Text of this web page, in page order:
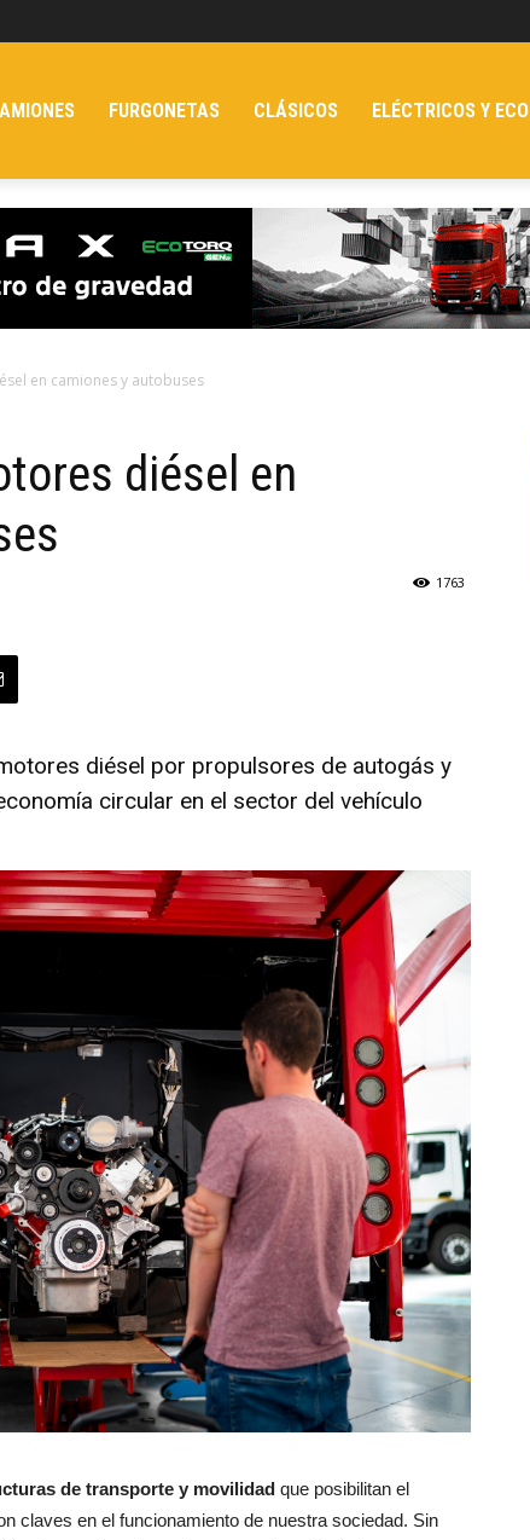
FURGONETAS CLÁSICOS ELÉCTRICOS Y ECO
en camiones y autobuses
diésel en
1763
diésel por propulsores de autogás y
circular en el sector del vehículo
de transporte y movilidad que posibilitan el
claves en el funcionamiento de nuestra sociedad. Sin